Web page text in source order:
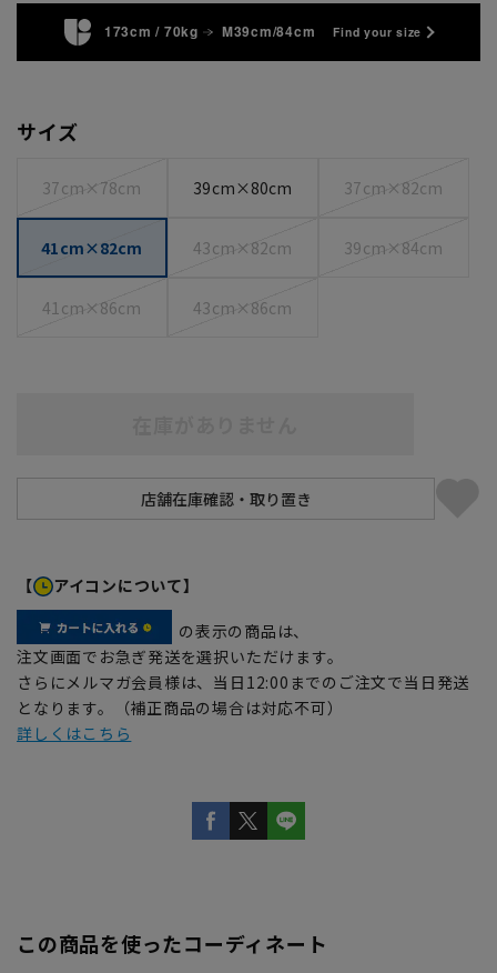
173cm / 70kg M39cm/84cm Find your size
サイズ
37cm×78cm 39cm×80cm 37cm×82cm
41cm×82cm 43cm×82cm 39cm×84cm
41cm×86cm 43cm×86cm
【 アイコンについて】
の表示の商品は、
注文画面でお急ぎ発送を選択いただけます。
さらにメルマガ会員様は、当日12:00までのご注文で当日発送
となります。（補正商品の場合は対応不可）
詳しくはこちら
この商品を使ったコーディネート